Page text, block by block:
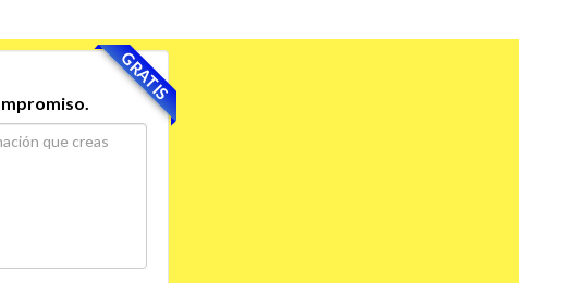
GRATIS